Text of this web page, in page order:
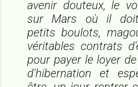
avenir douteux, le
sur Mars où il
petits boulots,
véritables contrats
pour payer le loyer
d'hibernation et